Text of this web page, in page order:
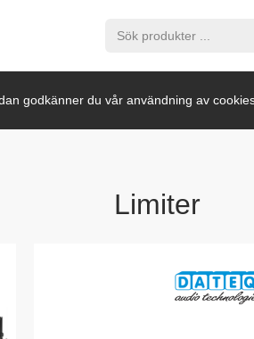
godkänner du vår användning av
Limiter